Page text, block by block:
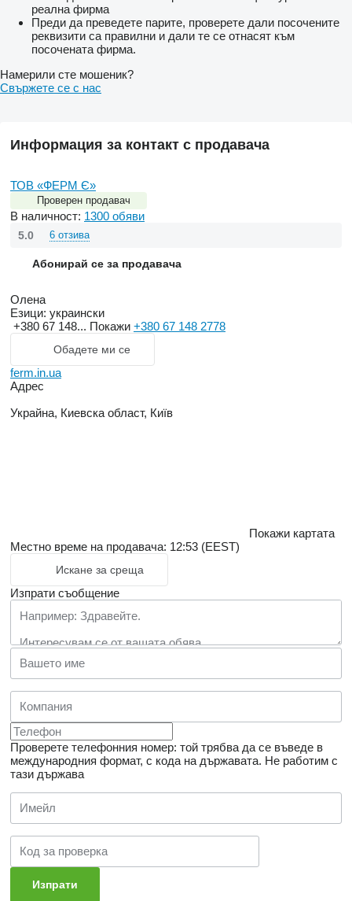
реална фирма
Преди да преведете парите, проверете дали посочените
реквизити са правилни и дали те се отнасят към
посочената фирма.
Намерили сте мошеник?
Свържете се с нас
Информация за контакт с продавача
ТОВ «ФЕРМ Є»
Проверен продавач
В наличност: 1300 обяви
5.0 6 отзива
Абонирай се за продавача
Олена
Езици: украински
+380 67 148... Покажи +380 67 148 2778
Обадете ми се
ferm.in.ua
Адрес
Украйна, Киевска област, Київ
Покажи картата
Местно време на продавача: 12:53 (EEST)
Искане за среща
Изпрати съобщение
Проверете телефонния номер: той трябва да се въведе в
международния формат, с кода на държавата. Не работим с
тази държава